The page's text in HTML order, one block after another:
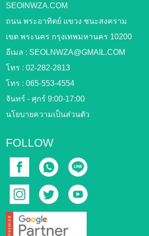
SEOlNWZA.COM
ถนน พระอาทิตย์ แขวง ชนะสงคราม
เขต พระนคร กรุงเทพมหานคร 10200
อีเมล : SEOLNWZA@GMAIL.COM
โทร : 02-282-2813
โทร : 065-553-4554
จันทร์ - ศุกร์ 9:00-17:00
นโยบายความเป็นส่วนตัว
FOLLOW